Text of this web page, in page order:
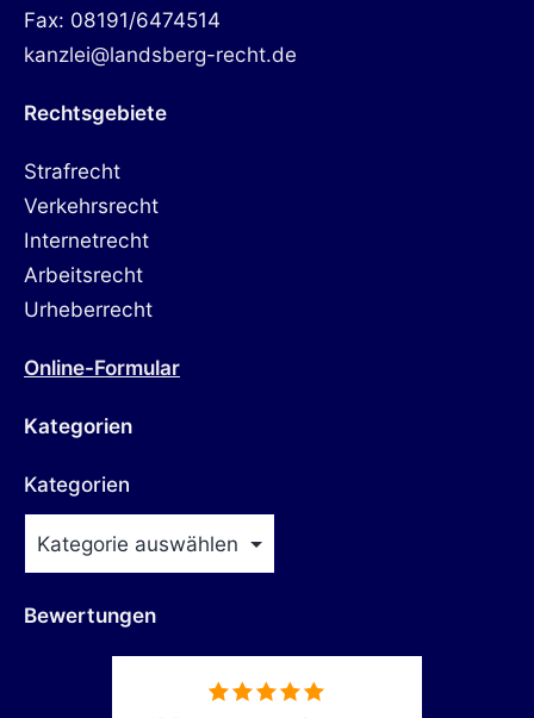
Fax: 08191/6474514
kanzlei@landsberg-recht.de
Rechtsgebiete
Strafrecht
Verkehrsrecht
Internetrecht
Arbeitsrecht
Urheberrecht
Online-Formular
Kategorien
Kategorien
Bewertungen